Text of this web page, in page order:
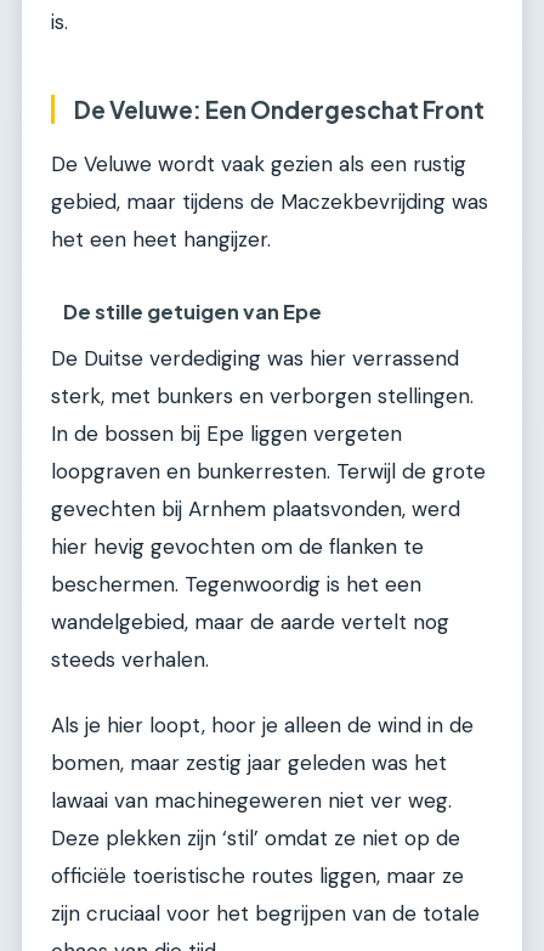
is.
De Veluwe: Een Ondergeschat Front
De Veluwe wordt vaak gezien als een rustig
gebied, maar tijdens de Maczekbevrijding was
het een heet hangijzer.
De stille getuigen van Epe
De Duitse verdediging was hier verrassend
sterk, met bunkers en verborgen stellingen.
In de bossen bij Epe liggen vergeten
loopgraven en bunkerresten. Terwijl de grote
gevechten bij Arnhem plaatsvonden, werd
hier hevig gevochten om de flanken te
beschermen. Tegenwoordig is het een
wandelgebied, maar de aarde vertelt nog
steeds verhalen.
Als je hier loopt, hoor je alleen de wind in de
bomen, maar zestig jaar geleden was het
lawaai van machinegeweren niet ver weg.
Deze plekken zijn ‘stil’ omdat ze niet op de
officiële toeristische routes liggen, maar ze
zijn cruciaal voor het begrijpen van de totale